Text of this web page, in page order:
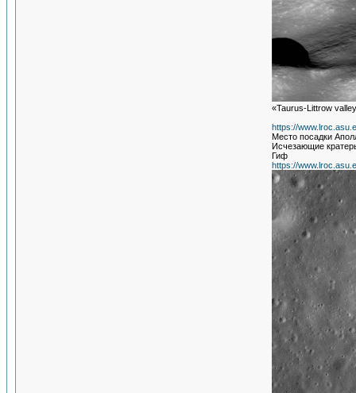
«Taurus-Littrow
https://
Место посадки
Исчезающие
Гиф
https://